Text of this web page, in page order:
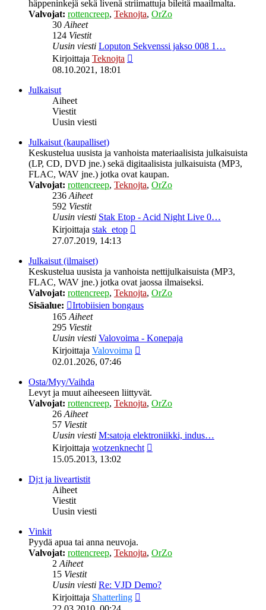
häppeninkejä sekä livenä striimattuja bileitä maailmalta.
Valvojat: rottencreep, Teknojta, OrZo
30Aiheet
124 Viestit
Uusin viesti Loputon Sekvenssi jakso 008 1…
Kirjoittaja Teknojta
08.10.2021, 18:01
Julkaisut
Aiheet
Viestit
Uusin viesti
Julkaisut (kaupalliset)
Keskustelua uusista ja vanhoista materiaalisista julkaisuista
(LP, CD, DVD jne.) sekä digitaalisista julkaisuista (MP3,
FLAC, WAV jne.) jotka ovat kaupan.
Valvojat: rottencreep, Teknojta, OrZo
236Aiheet
592 Viestit
Uusin viesti Stak Etop - Acid Night Live 0…
Kirjoittaja stak_etop
27.07.2019, 14:13
Julkaisut (ilmaiset)
Keskustelua uusista ja vanhoista nettijulkaisuista (MP3,
FLAC, WAV jne.) jotka ovat jaossa ilmaiseksi.
Valvojat: rottencreep, Teknojta, OrZo
Sisäalue:
Irtobiisien bongaus
165Aiheet
295 Viestit
Uusin viesti Valovoima - Konepaja
Kirjoittaja Valovoima
02.01.2026, 07:46
Osta/Myy/Vaihda
Levyt ja muut aiheeseen liittyvät.
Valvojat: rottencreep, Teknojta, OrZo
26Aiheet
57 Viestit
Uusin viesti M:satoja elektroniikki, indus…
Kirjoittaja wotzenknecht
15.05.2013, 13:02
Dj:t ja liveartistit
Aiheet
Viestit
Uusin viesti
Vinkit
Pyydä apua tai anna neuvoja.
Valvojat: rottencreep, Teknojta, OrZo
2Aiheet
15 Viestit
Uusin viesti Re: VJD Demo?
Kirjoittaja Shatterling